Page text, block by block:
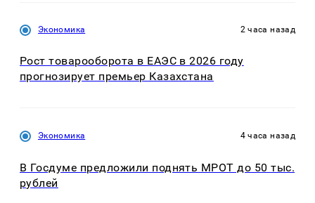
Экономика 2 часа назад
Рост товарооборота в ЕАЭС в 2026 году
прогнозирует премьер Казахстана
Экономика 4 часа назад
В Госдуме предложили поднять МРОТ до 50 тыс.
рублей